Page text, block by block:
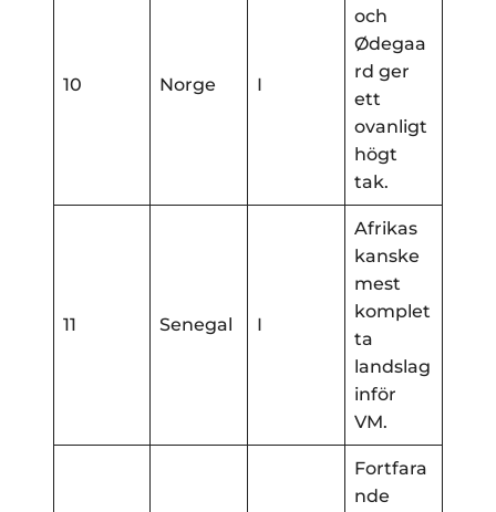
10 Norge I
och
Ødegaa
rd ger
ett
ovanligt
högt
tak.
11 Senegal I
Afrikas
kanske
mest
komplet
ta
landslag
inför
VM.
Fortfara
nde